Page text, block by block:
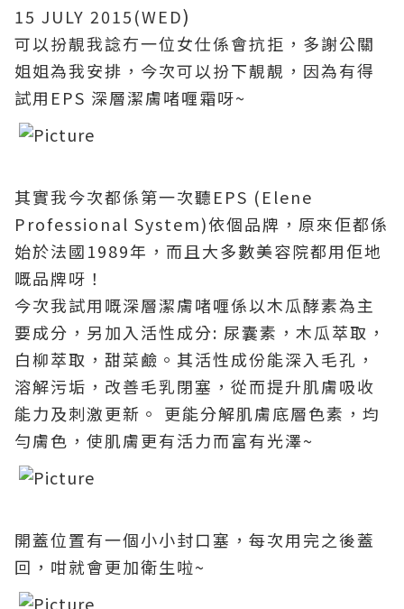
15 JULY 2015(WED)
可以扮靚我諗冇一位女仕係會抗拒 ，多謝公關
姐姐為我安排 ， 今次可以扮下靚靚 ，因為有得
試用EPS 深層潔膚啫喱霜呀~
其實我今次都係第一次聽EPS (Elene
Professional System)依個品牌 ，原來佢都係
始於法國1989年 ，而且 大多數美容院都用佢地
嘅品牌呀 ！
今次我試用嘅深層潔膚啫喱係以木瓜酵素為主
要成分，另加入活性成分: 尿囊素，木瓜萃取，
白柳萃取，甜菜鹼。其活性成份能深入毛孔，
溶解污垢，改善毛乳閉塞，從而提升肌膚吸收
能力及刺激更新。 更能分解肌膚底層色素，均
勻膚色，使肌膚更有活力而富有光澤~
開蓋位置有一個小小封口塞，每次用完之後蓋
回，咁就會更加衛生啦~